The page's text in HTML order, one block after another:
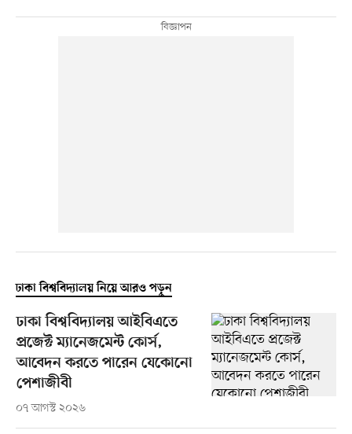
ঢাকা বিশ্ববিদ্যালয় নিয়ে আরও পড়ুন
ঢাকা বিশ্ববিদ্যালয় আইবিএতে
প্রজেক্ট ম্যানেজমেন্ট কোর্স,
আবেদন করতে পারেন যেকোনো
পেশাজীবী
০৭ আগস্ট ২০২৬